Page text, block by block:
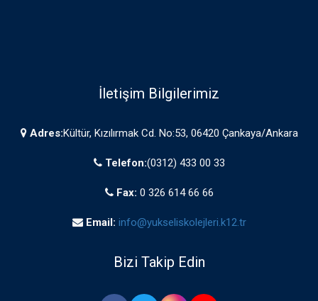
İletişim Bilgilerimiz
Adres:Kültür, Kızılırmak Cd. No:53, 06420 Çankaya/Ankara
Telefon:(0312) 433 00 33
Fax: 0 326 614 66 66
Email: info@yukseliskolejleri.k12.tr
Bizi Takip Edin